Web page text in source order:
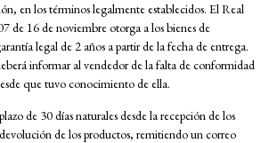
en los términos legalmente establecidos. El Real
de 16 de noviembre otorga a los bienes de
legal de 2 años a partir de la fecha de entrega.
informar al vendedor de la falta de conformidad
que tuvo conocimiento de ella.
de 30 días naturales desde la recepción de los
de los productos, remitiendo un correo